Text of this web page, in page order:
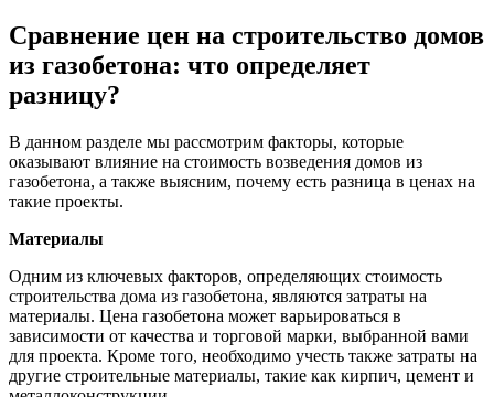
Сравнение цен на строительство домов
из газобетона: что определяет
разницу?
В данном разделе мы рассмотрим факторы, которые
оказывают влияние на стоимость возведения домов из
газобетона, а также выясним, почему есть разница в ценах на
такие проекты.
Материалы
Одним из ключевых факторов, определяющих стоимость
строительства дома из газобетона, являются затраты на
материалы. Цена газобетона может варьироваться в
зависимости от качества и торговой марки, выбранной вами
для проекта. Кроме того, необходимо учесть также затраты на
другие строительные материалы, такие как кирпич, цемент и